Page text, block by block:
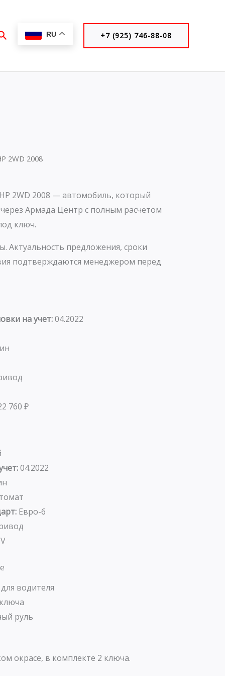
RU +7 (925) 746-88-08
2WD 2008
2WD 2008 — автомобиль, который
Армада Центр с полным расчетом
ключ.
Актуальность предложения, сроки
подтверждаются менеджером перед
на учет:04.2022
760 ₽
04.2022
Евро-6
водителя
руль
окрасе, в комплекте 2 ключа.